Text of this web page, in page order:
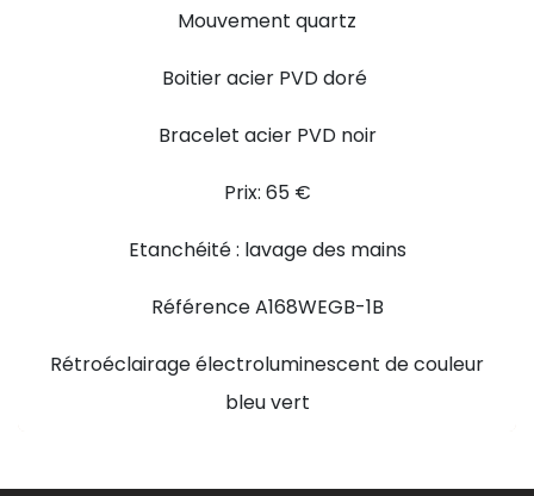
Mouvement quartz
Boitier acier PVD doré
Bracelet acier PVD noir
Prix: 65 €
Etanchéité : lavage des mains
Référence A168WEGB-1B
Rétroéclairage électroluminescent de couleur
bleu vert